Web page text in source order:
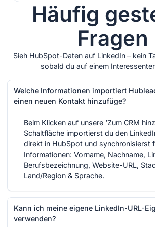
Häufig
Fragen
Sieh HubSpot-Daten auf LinkedIn – kein
sobald du auf einem
Welche Informationen importiert
einen neuen Kontakt hinzufüge?
Beim Klicken auf unsere ‘Zum CRM
Schaltfläche importierst du den
direkt in HubSpot und synchronisierst
Informationen: Vorname, Nachname,
Berufsbezeichnung, Website-URL,
Land/Region & Sprache.
Kann ich meine eigene LinkedIn-URL-
verwenden?